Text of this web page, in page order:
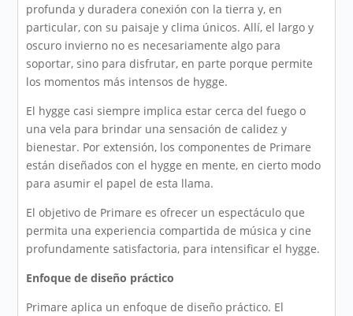
profunda y duradera conexión con la tierra y, en
particular, con su paisaje y clima únicos. Allí, el largo y
oscuro invierno no es necesariamente algo para
soportar, sino para disfrutar, en parte porque permite
los momentos más intensos de hygge.
El hygge casi siempre implica estar cerca del fuego o
una vela para brindar una sensación de calidez y
bienestar. Por extensión, los componentes de Primare
están diseñados con el hygge en mente, en cierto modo
para asumir el papel de esta llama.
El objetivo de Primare es ofrecer un espectáculo que
permita una experiencia compartida de música y cine
profundamente satisfactoria, para intensificar el hygge.
Enfoque de diseño práctico
Primare aplica un enfoque de diseño práctico. El